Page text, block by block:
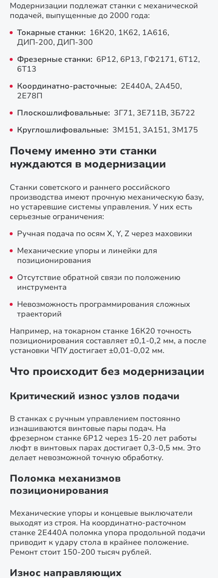
Модернизации подлежат станки с механической
подачей, выпущенные до 2000 года:
Токарные станки: 16К20, 1К62, 1А616,
ДИП-200, ДИП-300
Фрезерные станки: 6Р12, 6Р13, ГФ2171, 6Т12,
6Т13
Координатно-расточные: 2Е440А, 2А450,
2Е78П
Плоскошлифовальные: 3Г71, 3Е711В, 3Б722
Круглошлифовальные: 3М151, 3А151, 3М175
Почему именно эти станки
нуждаются в модернизации
Станки советского и раннего российского
производства имеют прочную механическую базу,
но устаревшие системы управления. У них есть
серьезные ограничения:
Ручная подача по осям X, Y, Z через маховики
Механические упоры и линейки для
позиционирования
Отсутствие обратной связи по положению
инструмента
Невозможность программирования сложных
траекторий
Например, на токарном станке 16К20 точность
позиционирования составляет ±0,1-0,2 мм, а после
установки ЧПУ достигает ±0,01-0,02 мм.
Что происходит без модернизации
Критический износ узлов подачи
В станках с ручным управлением постоянно
изнашиваются винтовые пары подач. На
фрезерном станке 6Р12 через 15-20 лет работы
люфт в винтовых парах достигает 0,3-0,5 мм. Это
делает невозможной точную обработку.
Поломка механизмов
позиционирования
Механические упоры и концевые выключатели
выходят из строя. На координатно-расточном
станке 2Е440А поломка упора продольной подачи
приводит к удару стола в крайнее положение.
Ремонт стоит 150-200 тысяч рублей.
Износ направляющих